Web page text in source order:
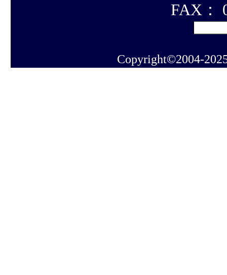
FAX：
Copyright©2004-